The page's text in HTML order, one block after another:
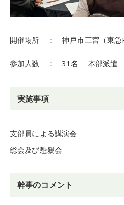
開催場所 ： 神戸市三宮（東急
参加人数 ： 31名 本部派遣
実施事項
支部員による講演会
総会及び懇親会
幹事のコメント